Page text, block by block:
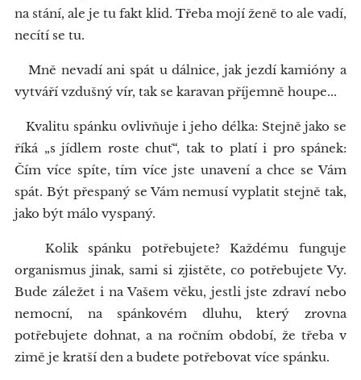
na stání, ale je tu fakt klid. Třeba mojí ženě to ale vadí,
necítí se tu.
Mně nevadí ani spát u dálnice, jak jezdí kamióny a
vytváří vzdušný vír, tak se karavan příjemně houpe...
Kvalitu spánku ovlivňuje i jeho délka: Stejně jako se
říká „s jídlem roste chuť“, tak to platí i pro spánek:
Čím více spíte, tím více jste unavení a chce se Vám
spát. Být přespaný se Vám nemusí vyplatit stejně tak,
jako být málo vyspaný.
Kolik spánku potřebujete? Každému funguje
organismus jinak, sami si zjistěte, co potřebujete Vy.
Bude záležet i na Vašem věku, jestli jste zdraví nebo
nemocní, na spánkovém dluhu, který zrovna
potřebujete dohnat, a na ročním období, že třeba v
zimě je kratší den a budete potřebovat více spánku.